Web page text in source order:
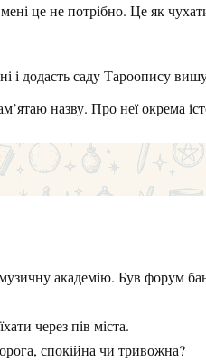
це не потрібно. Це як
і додасть саду Тароопису
назву. Про неї окрема
академію. Був форум
через пів міста.
спокійна чи тривожна?